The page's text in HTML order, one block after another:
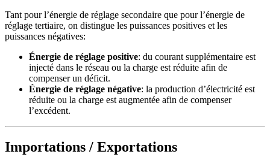
Tant pour l’énergie de réglage secondaire que pour l’énergie de
réglage tertiaire, on distingue les puissances positives et les
puissances négatives:
Énergie de réglage positive: du courant supplémentaire est
injecté dans le réseau ou la charge est réduite afin de
compenser un déficit.
Énergie de réglage négative: la production d’électricité est
réduite ou la charge est augmentée afin de compenser
l’excédent.
Importations / Exportations